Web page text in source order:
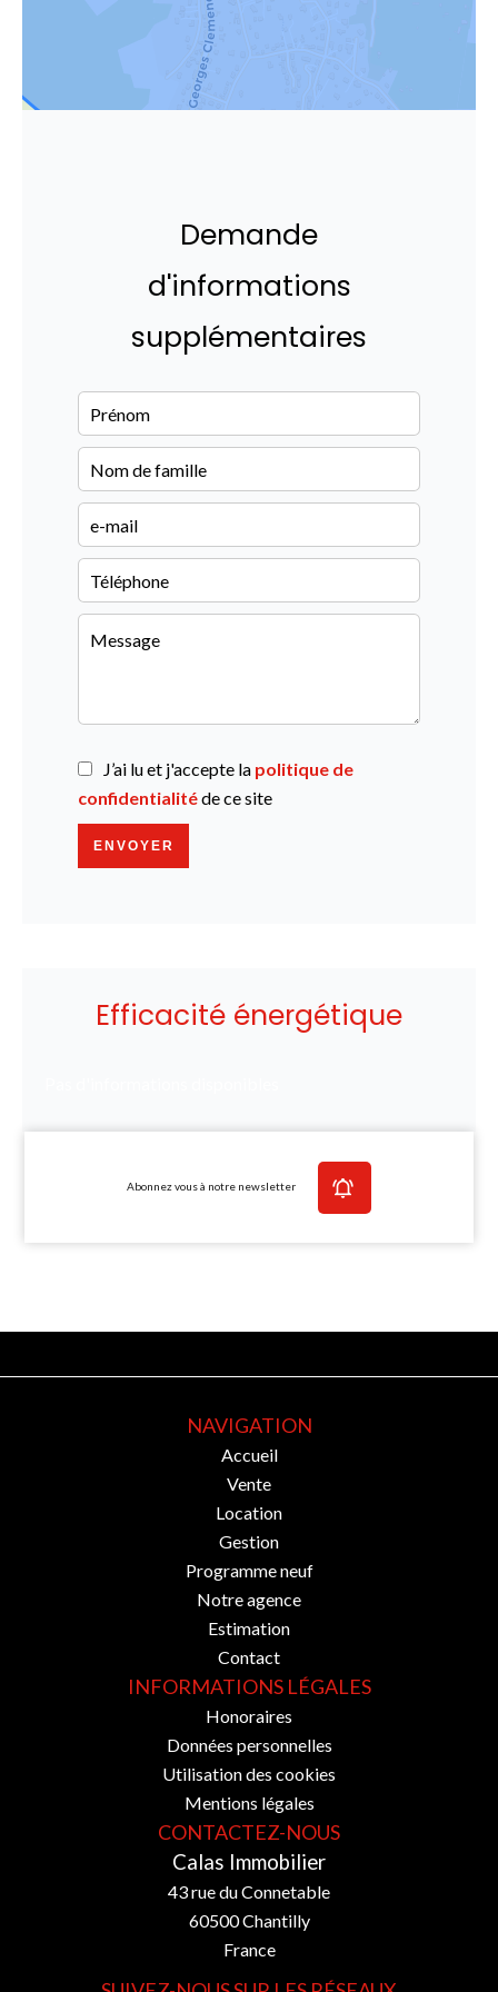
Demande
d'informations
supplémentaires
J’ai lu et j'accepte la politique de
confidentialitéde ce site
ENVOYER
Efficacité énergétique
Abonnez vous à notre newsletter
NAVIGATION
Accueil
Vente
Location
Gestion
Programme neuf
Notre agence
Estimation
Contact
INFORMATIONS LÉGALES
Honoraires
Données personnelles
Utilisation des cookies
Mentions légales
CONTACTEZ-NOUS
Calas Immobilier
43 rue du Connetable
60500Chantilly
France